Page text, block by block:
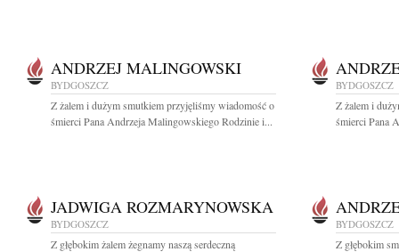
ANDRZEJ MALINGOWSKI
BYDGOSZCZ
Z żalem i dużym smutkiem przyjęliśmy wiadomość o
śmierci Pana Andrzeja Malingowskiego Rodzinie i...
BYDGOSZCZ
Z żalem i
śmierci Pana
JADWIGA ROZMARYNOWSKA
BYDGOSZCZ
Z głębokim żalem żegnamy naszą serdeczną
BYDGOSZCZ
Z głębokim